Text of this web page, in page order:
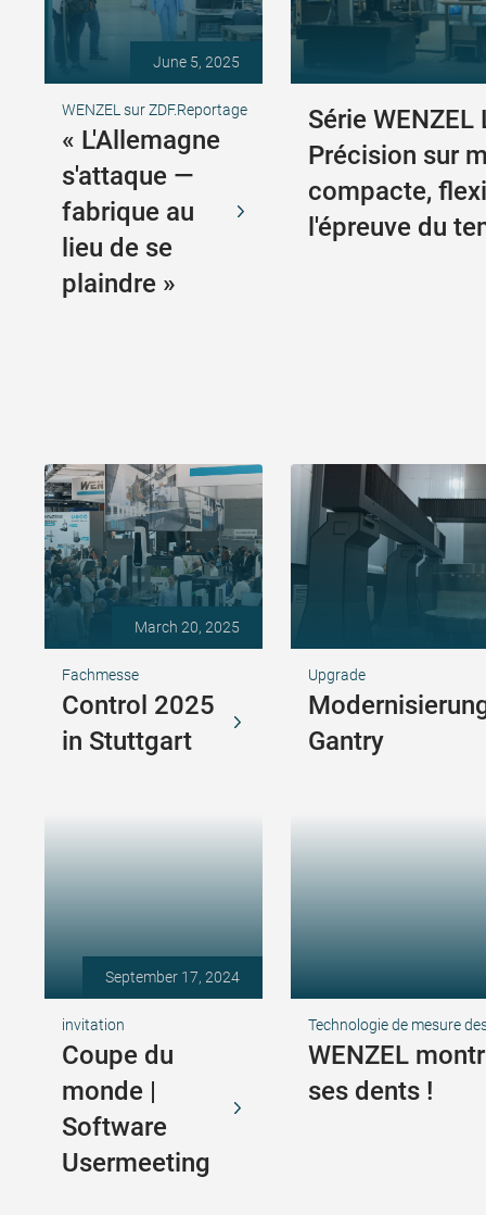
June 5, 2025
WENZEL sur ZDF.Reportage
« L'Allemagne
s'attaque —
fabrique au
lieu de se
plaindre »
Série WENZEL
Précision sur
compacte,
l'épreuve du
March 20, 2025
Fachmesse
Control 2025
in Stuttgart
Upgrade
Gantry
September 17, 2024
invitation
Coupe du
monde |
Software
Usermeeting
Technologie de mesure
WENZEL
ses dents !